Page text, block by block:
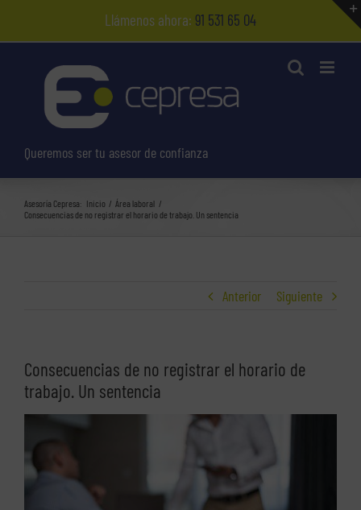
contenido
Llámenos ahora: 91 531 65 04
Queremos ser tu asesor de confianza
Asesoría Cepresa: Inicio
Área laboral
Consecuencias de no registrar el horario de trabajo. Un sentencia
Anterior Siguiente
Consecuencias de no registrar el horario de
trabajo. Un sentencia
grande